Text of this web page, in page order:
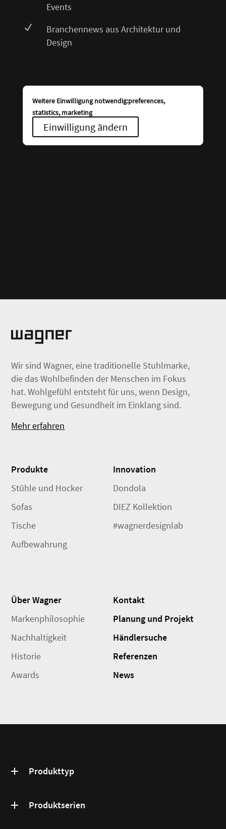
Events
N
Branchennews aus Architektur und
Design
Weitere Einwilligung notwendig:preferences,
statistics, marketing
Einwilligung ändern
Wir sind Wagner, eine traditionelle Stuhlmarke,
die das Wohlbefinden der Menschen im Fokus
hat. Wohlgefühl entsteht für uns, wenn Design,
Bewegung und Gesundheit im Einklang sind.
Mehr erfahren
Produkte
Stühle und Hocker
Sofas
Tische
Aufbewahrung
Innovation
Dondola
DIEZ Kollektion
#wagnerdesignlab
Über Wagner
Markenphilosophie
Nachhaltigkeit
Historie
Awards
Kontakt
Planung und Projekt
Händlersuche
Referenzen
News
Produkttyp
Produktserien